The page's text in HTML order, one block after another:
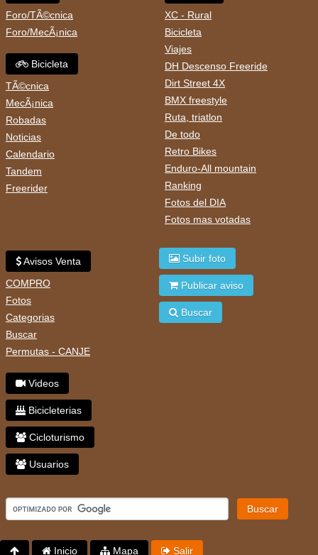
Foro/TÃ©cnica
Foro/MecÃ¡nica
Bicicleta
TÃ©cnica
MecÃ¡nica
Robadas
Noticias
Calendario
Tandem
Freerider
XC - Rural
Bicicleta
Viajes
DH Descenso Freeride
Dirt Street 4X
BMX freestyle
Ruta, triatlon
De todo
Retro Bikes
Enduro-All mountain
Ranking
Fotos del DIA
Fotos mas votadas
Avisos Venta
COMPRO
Fotos
Categorias
Buscar
Permutas - CANJE
Videos
Bicicleterias
Cicloturismo
Usuarios
Subir foto
Publicar aviso
Buscar
Buscar
Inicio Mapa Salir